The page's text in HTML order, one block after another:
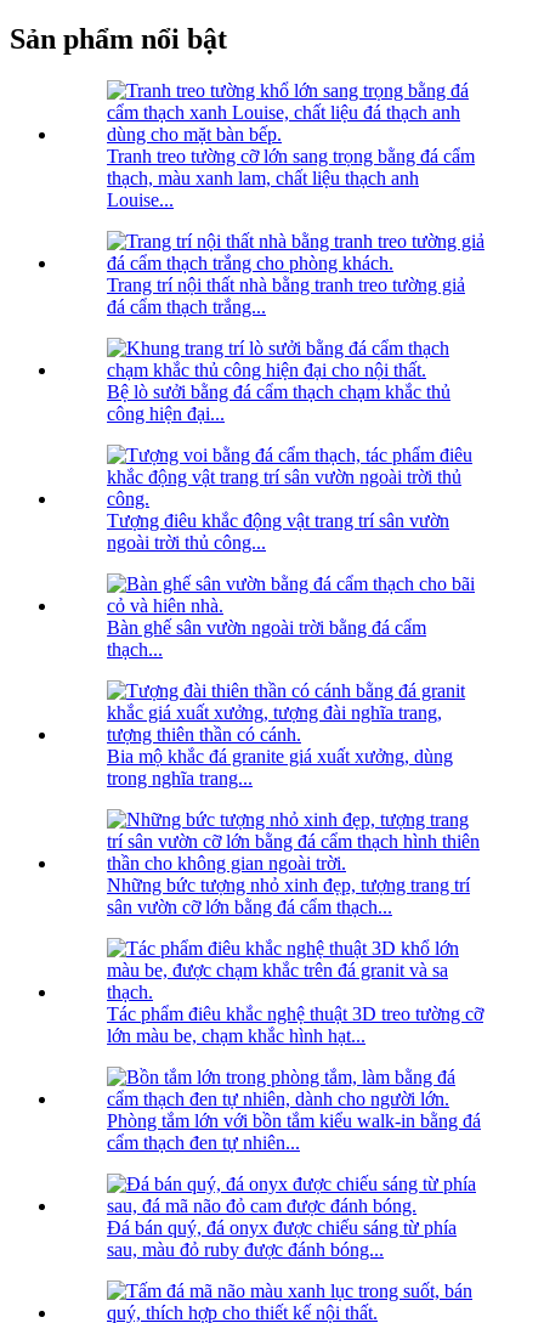
Sản phẩm nổi bật
Tranh treo tường cỡ lớn sang trọng bằng đá cẩm
thạch, màu xanh lam, chất liệu thạch anh
Louise...
Trang trí nội thất nhà bằng tranh treo tường giả
đá cẩm thạch trắng...
Bệ lò sưởi bằng đá cẩm thạch chạm khắc thủ
công hiện đại...
Tượng điêu khắc động vật trang trí sân vườn
ngoài trời thủ công...
Bàn ghế sân vườn ngoài trời bằng đá cẩm
thạch...
Bia mộ khắc đá granite giá xuất xưởng, dùng
trong nghĩa trang...
Những bức tượng nhỏ xinh đẹp, tượng trang trí
sân vườn cỡ lớn bằng đá cẩm thạch...
Tác phẩm điêu khắc nghệ thuật 3D treo tường cỡ
lớn màu be, chạm khắc hình hạt...
Phòng tắm lớn với bồn tắm kiểu walk-in bằng đá
cẩm thạch đen tự nhiên...
Đá bán quý, đá onyx được chiếu sáng từ phía
sau, màu đỏ ruby ​​được đánh bóng...